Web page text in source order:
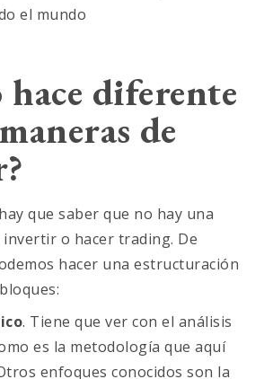
el mundo
hace diferente
de
que saber que no hay una
invertir o hacer trading. De
hacer una estructuración
. Tiene que ver con el análisis
es la metodología que aquí
enfoques conocidos son la